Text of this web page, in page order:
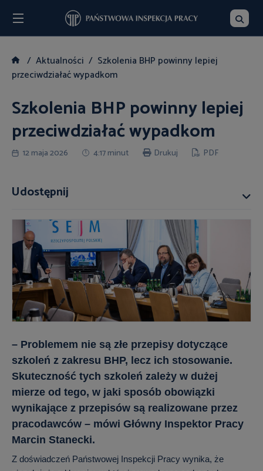
Aktualności
Szkolenia BHP powinny lepiej
przeciwdziałać wypadkom
Szkolenia BHP powinny lepiej
przeciwdziałać wypadkom
12 maja 2026 4:17 minut Drukuj PDF
– Problemem nie są złe przepisy dotyczące
szkoleń z zakresu BHP, lecz ich stosowanie.
Skuteczność tych szkoleń zależy w dużej
mierze od tego, w jaki sposób obowiązki
wynikające z przepisów są realizowane przez
pracodawców – mówi Główny Inspektor Pracy
Marcin Stanecki.
Z doświadczeń Państwowej Inspekcji Pracy wynika, że
Udostępnij
Szukaj